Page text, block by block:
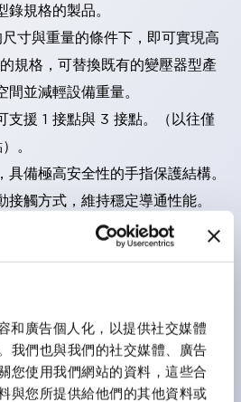
和廣告個人化，以提供社交媒體
我們也與我們的社交媒體、廣告
您使用我們網站的資料，這些合
與您所提供給他們的其他資料或
規格的製品。
寸與重量的條件下，即可實現高
規格，可替換既有的變壓器型產
並減輕設備重量。
支援 1 接點與 3 接點。（以往僅
。
備極高安全性的手指保護結構。
觸方式，維持穩定導通性能。
從面板前方滲入：IP65（僅雙按
。
的多種電壓規格。
六種顏色（LSRD 燈泡）。以往
，如今可用單一顆燈泡呈現多種